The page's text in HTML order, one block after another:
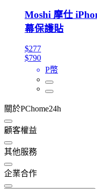
Moshi 摩仕
幕保護貼
$277
$790
P幣
關於PChome24h
顧客權益
其他服務
企業合作